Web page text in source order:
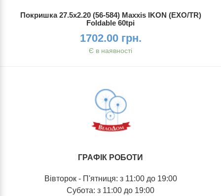
Покришка 27.5x2.20 (56-584) Maxxis IKON (EXO/TR)
Foldable 60tpi
1702.00 грн.
Є в наявності
ГРАФІК РОБОТИ
Вівторок - П'ятниця: з 11:00 до 19:00
Субота: з 11:00 до 19:00